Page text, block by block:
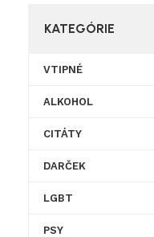
KATEGÓRIE
VTIPNÉ
ALKOHOL
CITÁTY
DARČEK
LGBT
PSY